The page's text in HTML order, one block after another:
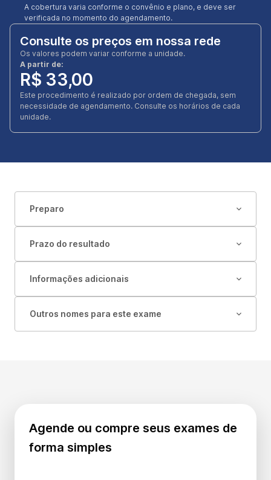
A cobertura varia conforme o convênio e plano, e deve ser
verificada no momento do agendamento.
Consulte os preços em nossa rede
Os valores podem variar conforme a unidade.
A partir de:
R$ 33,00
Este procedimento é realizado por ordem de chegada, sem
necessidade de agendamento. Consulte os horários de cada
unidade.
Preparo
Prazo do resultado
Informações adicionais
Outros nomes para este exame
Agende ou compre seus exames de
forma simples